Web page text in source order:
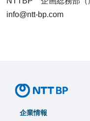
info@ntt-bp.com
企業情報